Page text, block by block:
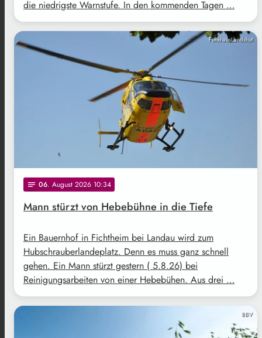
die niedrigste Warnstufe. In den kommenden Tagen …
FunkhausLandshut
notes 06. August 2026 10:34
Mann stürzt von Hebebühne in die Tiefe
Ein Bauernhof in Fichtheim bei Landau wird zum
Hubschrauberlandeplatz. Denn es muss ganz schnell
gehen. Ein Mann stürzt gestern ( 5.8.26) bei
Reinigungsarbeiten von einer Hebebühen. Aus drei …
BBV